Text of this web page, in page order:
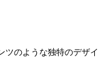
ツのような独特のデザイ